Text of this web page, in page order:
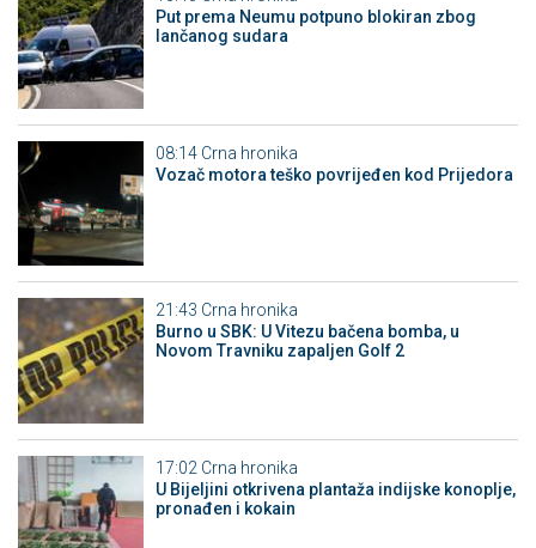
Put prema Neumu potpuno blokiran zbog
lančanog sudara
08:14 Crna hronika
Vozač motora teško povrijeđen kod Prijedora
21:43 Crna hronika
Burno u SBK: U Vitezu bačena bomba, u
Novom Travniku zapaljen Golf 2
17:02 Crna hronika
​U Bijeljini otkrivena plantaža indijske konoplje,
pronađen i kokain